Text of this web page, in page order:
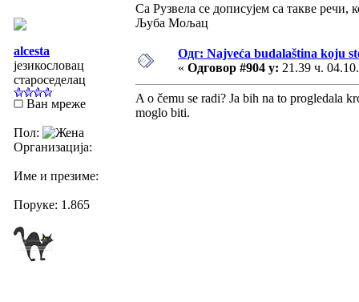
Са Рузвела се дописујем са такве
Љуба Мољац
alcesta
језикословац
староседелац
Ван мреже
Пол:
Организација:
Име и презиме:
Поруке: 1.865
Одг: Najveća budalaština koju
« Одговор #904 у: 21.39 ч.
A o čemu se radi? Ja bih na to progledala
moglo biti.